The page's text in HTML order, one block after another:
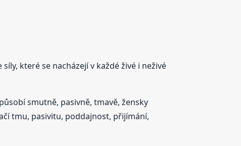
které se nacházejí v každé živé i neživé
smutně, pasivně, tmavě, žensky
tmu, pasivitu, poddajnost, přijímání,